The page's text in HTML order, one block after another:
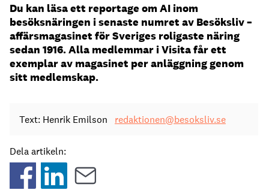
Du kan läsa ett reportage om AI inom
besöksnäringen i senaste numret av Besöksliv –
affärsmagasinet för Sveriges roligaste näring
sedan 1916. Alla medlemmar i Visita får ett
exemplar av magasinet per anläggning genom
sitt medlemskap.
Text: Henrik Emilson redaktionen@besoksliv.se
Dela artikeln: